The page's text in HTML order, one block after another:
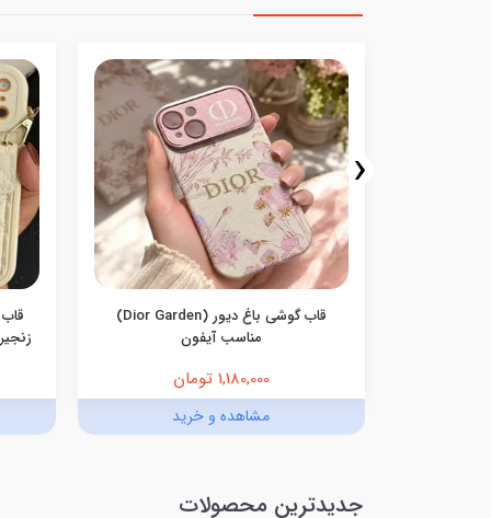
قاب گوشی باغ دیور (Dior Garden)
مناسب آیفون
1,180,000 تومان
مشاهده و خرید
‹
جدیدترین محصولات